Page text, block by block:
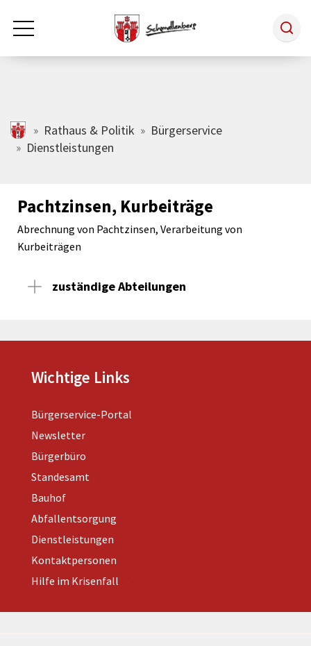
Zum Hauptinhalt springen
Rathaus & Politik
Tourismus
schmallenberg.de
Rathaus & Politik
Bürgerservice
Dienstleistungen
Pachtzinsen, Kurbeiträge
Abrechnung von Pachtzinsen, Verarbeitung von
Kurbeiträgen
zuständige Abteilungen
Wichtige Links
Bürgerservice-Portal
Newsletter
Bürgerbüro
Standesamt
Bauhof
Abfallentsorgung
Dienstleistungen
Kontaktpersonen
Hilfe im Krisenfall